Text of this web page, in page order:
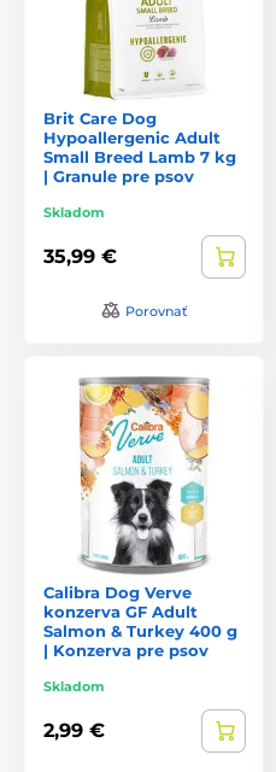
Brit Care Dog
Hypoallergenic Adult
Small Breed Lamb 7 kg
| Granule pre psov
Skladom
35,99 €
Porovnať
Calibra Dog Verve
konzerva GF Adult
Salmon & Turkey 400 g
| Konzerva pre psov
Skladom
2,99 €